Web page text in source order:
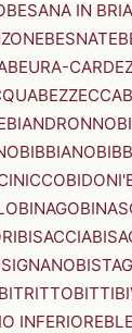
BESANA IN
BESNATE
BEURA-
BEZZECCA
BIANDRONNO
BIBBIANO
BIDONI'
BINAGO
BISACCIA
BITRITTOBITTI
INFERIORE